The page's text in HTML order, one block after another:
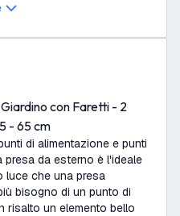
con Faretti - 2
- 65 cm
di alimentazione e punti
presa da esterno è l'ideale
luce che una presa
bisogno di un punto di
risalto un elemento bello